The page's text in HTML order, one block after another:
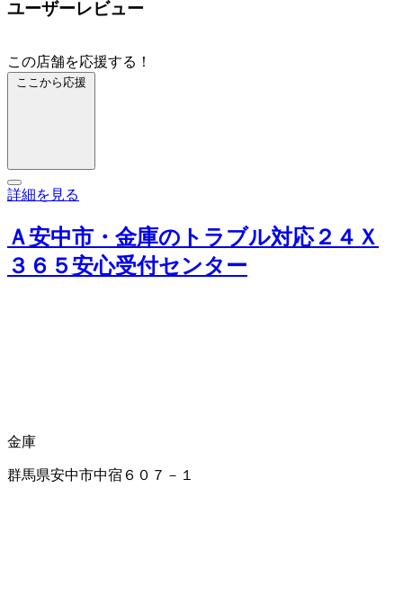
ユーザーレビュー
この店舗を応援する！
ここから応援
詳細を見る
Ａ安中市・金庫のトラブル対応２４Ｘ
３６５安心受付センター
金庫
群馬県安中市中宿６０７－１